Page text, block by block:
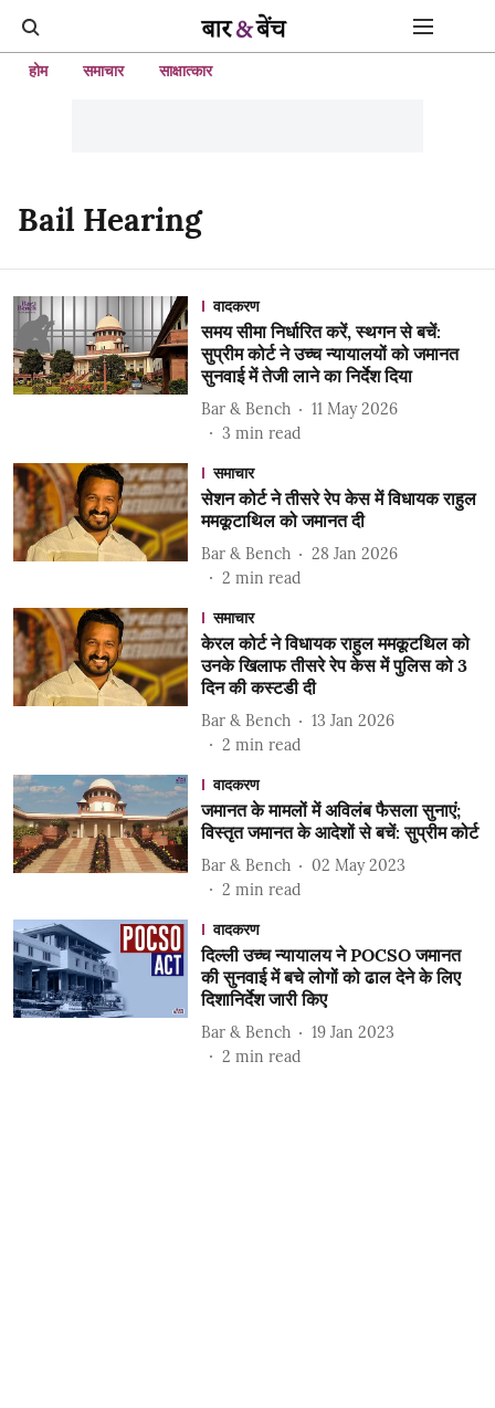
होम समाचार साक्षात्कार
Bail Hearing
वादकरण
समय सीमा निर्धारित करें, स्थगन से बचें:
सुप्रीम कोर्ट ने उच्च न्यायालयों को जमानत
सुनवाई में तेजी लाने का निर्देश दिया
Bar & Bench
11 May 2026
3 min read
समाचार
सेशन कोर्ट ने तीसरे रेप केस में विधायक राहुल
ममकूटाथिल को जमानत दी
Bar & Bench
28 Jan 2026
2 min read
समाचार
केरल कोर्ट ने विधायक राहुल ममकूटथिल को
उनके खिलाफ तीसरे रेप केस में पुलिस को 3
दिन की कस्टडी दी
Bar & Bench
13 Jan 2026
2 min read
वादकरण
जमानत के मामलों में अविलंब फैसला सुनाएं;
विस्तृत जमानत के आदेशों से बचें: सुप्रीम कोर्ट
Bar & Bench
02 May 2023
2 min read
वादकरण
दिल्ली उच्च न्यायालय ने POCSO जमानत
की सुनवाई में बचे लोगों को ढाल देने के लिए
दिशानिर्देश जारी किए
Bar & Bench
19 Jan 2023
2 min read